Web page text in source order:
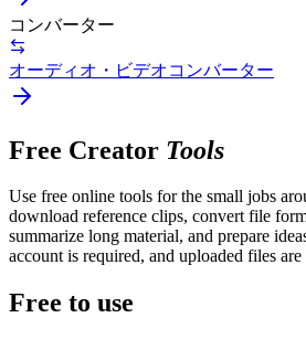
コンバーター
オーディオ・ビデオコンバーター
Free Creator Tools
Use free online tools for the small jobs
download reference clips, convert file
summarize long material, and prepare
account is required, and uploaded files
Free to use